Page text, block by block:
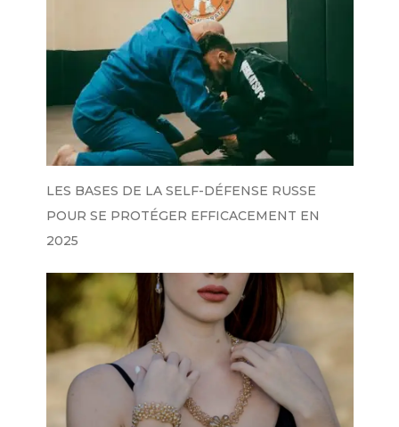
LES BASES DE LA SELF-DÉFENSE RUSSE
POUR SE PROTÉGER EFFICACEMENT EN
2025